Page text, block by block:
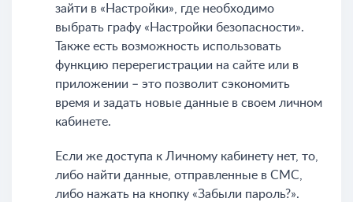
зайти в «Настройки», где необходимо
выбрать графу «Настройки безопасности».
Также есть возможность использовать
функцию перерегистрации на сайте или в
приложении – это позволит сэкономить
время и задать новые данные в своем личном
кабинете.
Если же доступа к Личному кабинету нет, то,
либо найти данные, отправленные в СМС,
либо нажать на кнопку «Забыли пароль?».